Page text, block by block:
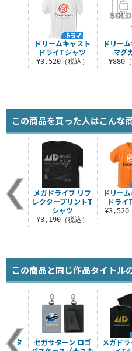
ドリー
マグ
¥880（
ドリームキャスト
ドライTシャツ
¥3,520（税込）
この商品を買った人はこんな
ドリー
ドライ
¥3,520
メガドライブ リフ
レクタープリントT
シャツ
¥3,190（税込）
この商品と同じ作品タイトル
メガド
メタ
セガサターン ロゴ